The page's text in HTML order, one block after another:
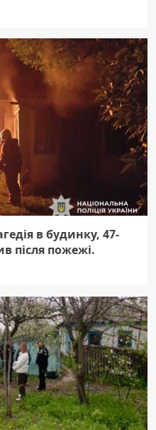
в будинку, 47-
після пожежі.